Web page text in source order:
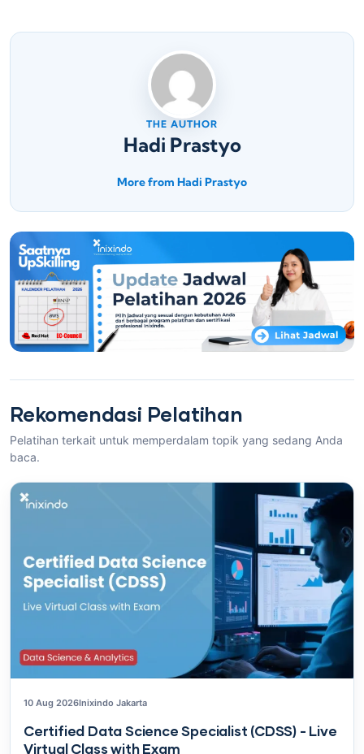
THE AUTHOR
Hadi Prastyo
More from Hadi Prastyo
Rekomendasi Pelatihan
Pelatihan terkait untuk memperdalam topik yang sedang Anda
baca.
10 Aug 2026Inixindo Jakarta
Certified Data Science Specialist (CDSS) - Live
Virtual Class with Exam